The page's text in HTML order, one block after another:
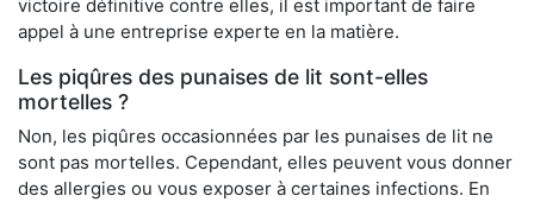
victoire définitive contre elles, il est important de faire
appel à une entreprise experte en la matière.
Les piqûres des punaises de lit sont-elles
mortelles ?
Non, les piqûres occasionnées par les punaises de lit ne
sont pas mortelles. Cependant, elles peuvent vous donner
des allergies ou vous exposer à certaines infections. En